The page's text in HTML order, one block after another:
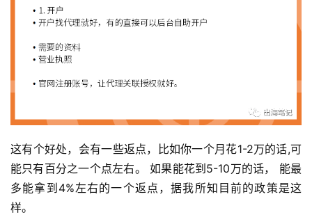
这有个好处，会有一些返点，比如你一个月花1-2万的话,可
能只有百分之一个点左右。 如果能花到5-10万的话， 能最
多能拿到4%左右的一个返点，据我所知目前的政策是这
样。